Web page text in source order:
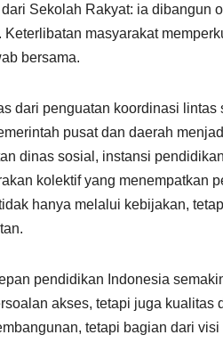
Sekolah Rakyat: ia dibangun
masyarakat
bersama.
dari penguatan koordinasi lintas
pusat dan daerah
dinas sosial, instansi
kolektif yang menempatkan
hanya melalui kebijakan,
pendidikan Indonesia
akses, tetapi juga kualitas
tetapi bagian dari